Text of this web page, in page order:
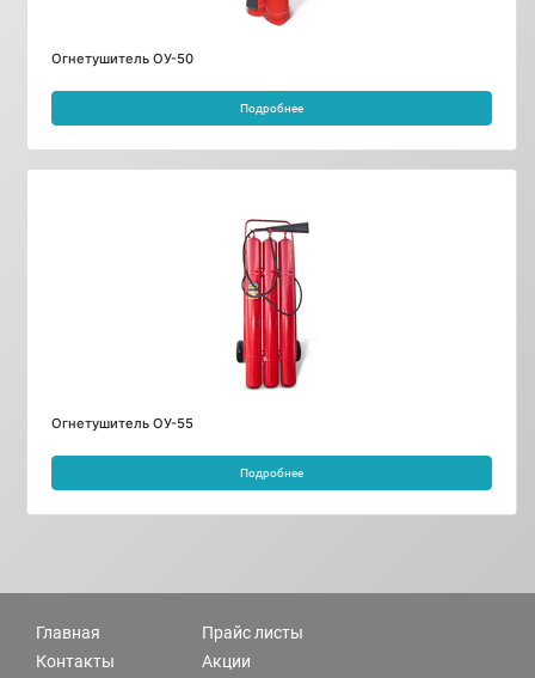
Огнетушитель ОУ-50
Подробнее
Огнетушитель ОУ-55
Подробнее
Главная
Контакты
Прайс листы
Акции